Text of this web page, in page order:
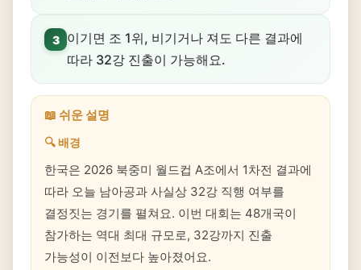
3
이기면 조 1위, 비기거나 져도 다른 결과에
따라 32강 진출이 가능해요.
📖 쉬운 설명
🔍 배경
한국은 2026 북중미 월드컵 A조에서 1차전 결과에
따라 오늘 남아공과 사실상 32강 직행 여부를
결정짓는 경기를 펼쳐요. 이번 대회는 48개국이
참가하는 역대 최대 규모로, 32강까지 진출
가능성이 이전보다 높아졌어요.